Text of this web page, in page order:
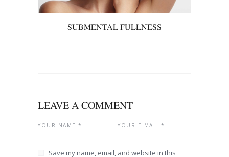
SUBMENTAL FULLNESS
LEAVE A COMMENT
Save my name, email, and website in this